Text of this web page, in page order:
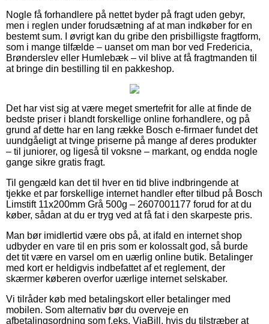
Nogle få forhandlere på nettet byder på fragt uden gebyr,
men i reglen under forudsætning af at man indkøber for en
bestemt sum. I øvrigt kan du gribe den prisbilligste fragtform,
som i mange tilfælde – uanset om man bor ved Fredericia,
Brønderslev eller Humlebæk – vil blive at få fragtmanden til
at bringe din bestilling til en pakkeshop.
Det har vist sig at være meget smertefrit for alle at finde de
bedste priser i blandt forskellige online forhandlere, og på
grund af dette har en lang række Bosch e-firmaer fundet det
uundgåeligt at tvinge priserne på mange af deres produkter
– til juniorer, og ligeså til voksne – markant, og endda nogle
gange sikre gratis fragt.
Til gengæld kan det til hver en tid blive indbringende at
tjekke et par forskellige internet handler efter tilbud på Bosch
Limstift 11x200mm Grå 500g – 2607001177 forud for at du
køber, sådan at du er tryg ved at få fat i den skarpeste pris.
Man bør imidlertid være obs på, at ifald en internet shop
udbyder en vare til en pris som er kolossalt god, så burde
det tit være en varsel om en uærlig online butik. Betalinger
med kort er heldigvis indbefattet af et reglement, der
skærmer køberen overfor uærlige internet selskaber.
Vi tilråder køb med betalingskort eller betalinger med
mobilen. Som alternativ bør du overveje en
afbetalingsordning som f.eks. ViaBill, hvis du tilstræber at